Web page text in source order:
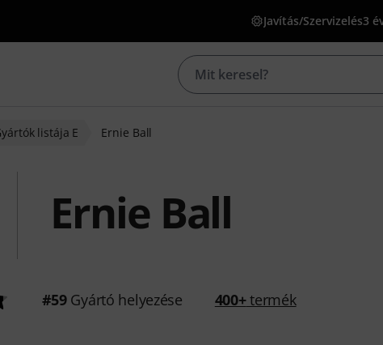
Javítás/Szervizelés3
listája E Ernie Ball
Ernie Ball
#59Gyártó helyezése 400+termék